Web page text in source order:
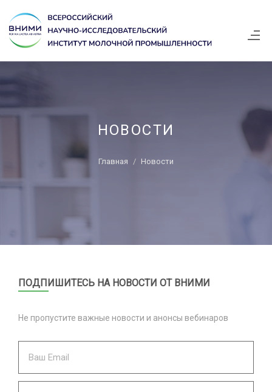
НОВОСТИ
Главная Новости
ПОДПИШИТЕСЬ НА НОВОСТИ ОТ ВНИМИ
Не пропустите важные новости и анонсы вебинаров